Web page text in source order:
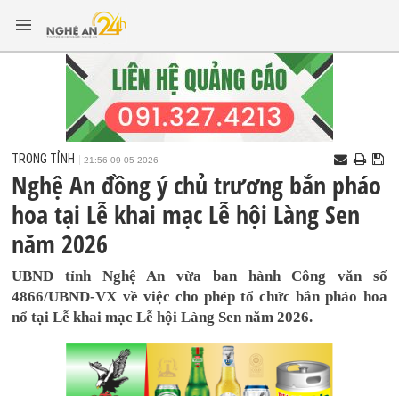
TRONG TỈNH 21:56 09-05-2026
Nghệ An đồng ý chủ trương bắn pháo
hoa tại Lễ khai mạc Lễ hội Làng Sen
năm 2026
UBND tỉnh Nghệ An vừa ban hành Công văn số
4866/UBND-VX về việc cho phép tổ chức bắn pháo hoa
nổ tại Lễ khai mạc Lễ hội Làng Sen năm 2026.